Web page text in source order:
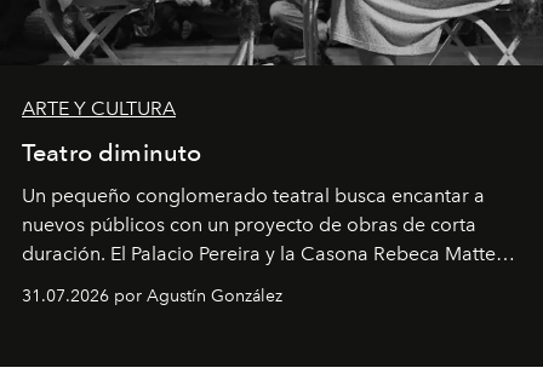
ARTE Y CULTURA
Teatro diminuto
Un pequeño conglomerado teatral busca encantar a
nuevos públicos con un proyecto de obras de corta
duración. El Palacio Pereira y la Casona Rebeca Matte
miniobras. Sus puestas en escena son limpias; ponen el
31.07.2026 por Agustín González